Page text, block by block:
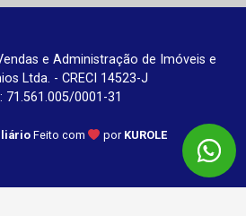
e Administração de Imóveis e
Ltda. - CRECI 14523-J
71.561.005/0001-31
Feito com por KUROLE